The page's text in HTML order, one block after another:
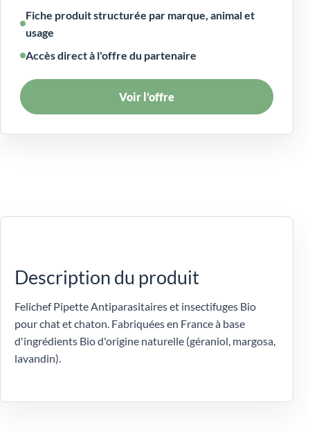
Fiche produit structurée par marque, animal et
usage
Accès direct à l'offre du partenaire
Voir l’offre
Description du produit
Felichef Pipette Antiparasitaires et insectifuges Bio
pour chat et chaton. Fabriquées en France à base
d'ingrédients Bio d'origine naturelle (géraniol, margosa,
lavandin).